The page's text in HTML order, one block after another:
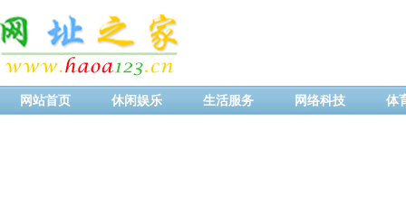
网站首页 休闲娱乐 生活服务 网络科技 体